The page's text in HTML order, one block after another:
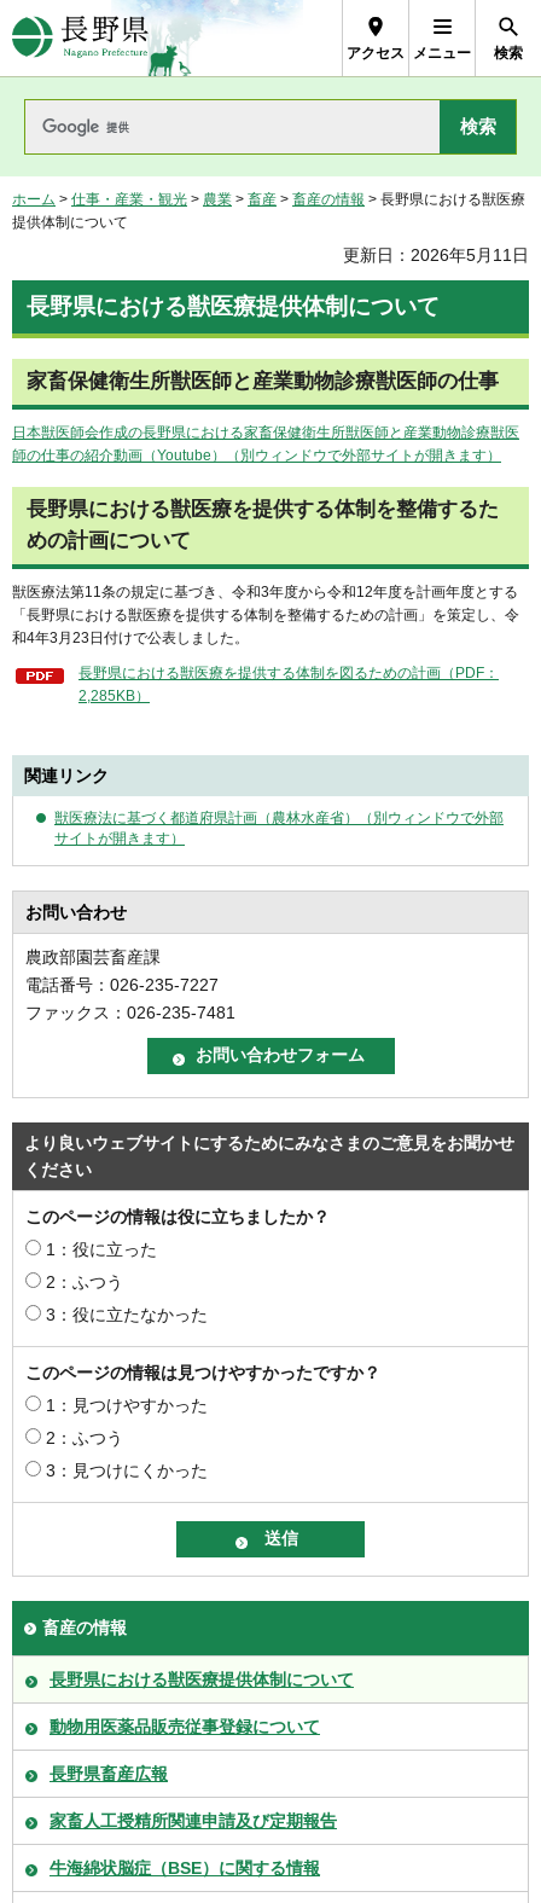
長野県Nagano Prefecture
アクセス メニュー 検索
ホーム > 仕事・産業・観光 > 農業 > 畜産 > 畜産の情報 > 長野県における獣医療
提供体制について
更新日：2026年5月11日
長野県における獣医療提供体制について
家畜保健衛生所獣医師と産業動物診療獣医師の仕事
日本獣医師会作成の長野県における家畜保健衛生所獣医師と産業動物診療獣医
師の仕事の紹介動画（Youtube）（別ウィンドウで外部サイトが開きます）
長野県における獣医療を提供する体制を整備するた
めの計画について
獣医療法第11条の規定に基づき、令和3年度から令和12年度を計画年度とする
「長野県における獣医療を提供する体制を整備するための計画」を策定し、令
和4年3月23日付けで公表しました。
長野県における獣医療を提供する体制を図るための計画（PDF：
2,285KB）
関連リンク
獣医療法に基づく都道府県計画（農林水産省）（別ウィンドウで外部
サイトが開きます）
お問い合わせ
農政部園芸畜産課
電話番号：026-235-7227
ファックス：026-235-7481
より良いウェブサイトにするためにみなさまのご意見をお聞かせ
ください
このページの情報は役に立ちましたか？
1：役に立った
2：ふつう
3：役に立たなかった
このページの情報は見つけやすかったですか？
1：見つけやすかった
2：ふつう
3：見つけにくかった
畜産の情報
長野県における獣医療提供体制について
動物用医薬品販売従事登録について
長野県畜産広報
家畜人工授精所関連申請及び定期報告
牛海綿状脳症（BSE）に関する情報